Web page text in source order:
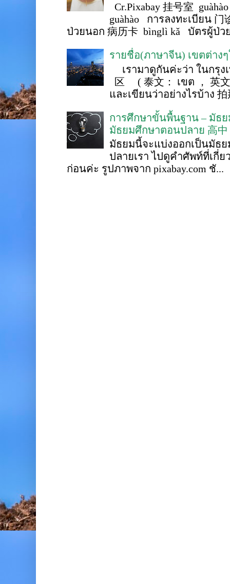
Cr.Pixabay 挂号室
guàhào การลงทะเบียน 门
ป่วยนอก 病历卡 bìnglì kǎ บัตรผู้ป่ว
รายชื่อ(ภาษาจีน) เขตต่าง
เรามาดูกันค่ะว่า ในกรุง
区 ( 泰文： เขต ， 英
และเขียนว่าอย่างไรบ้าง 拍
การศึกษาขั้นพื้นฐาน – มัธ
มัธยมศึกษาตอนปลาย 高中
มัธยมนี้จะแบ่งออกเป็นมัธ
ปลายเรา ไปดูคำศัพท์ที่เกี่
ก่อนค่ะ รูปภาพจาก pixabay.com ชั...